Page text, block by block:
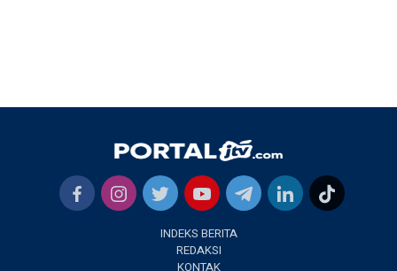
INDEKS BERITA
REDAKSI
KONTAK